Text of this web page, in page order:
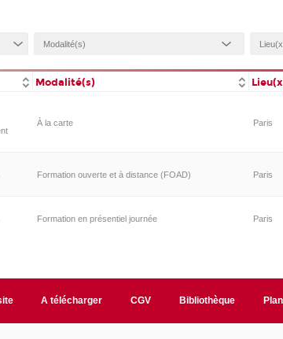
Modalité(s)
À la carte Paris
Formation ouverte et à distance (FOAD) Paris
Formation en présentiel journée Paris
A télécharger CGV Bibliothèque